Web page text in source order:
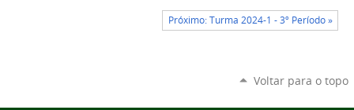
Próximo: Turma 2024-1 - 3º Período »
Voltar para o topo